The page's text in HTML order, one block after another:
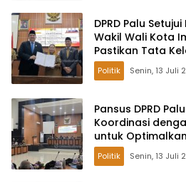
DPRD Palu
Wakil Wali Kota
Pastikan Tata
Dibenahi
Politik
Pansus DPRD
Koordinasi
untuk
Tambang
Politik